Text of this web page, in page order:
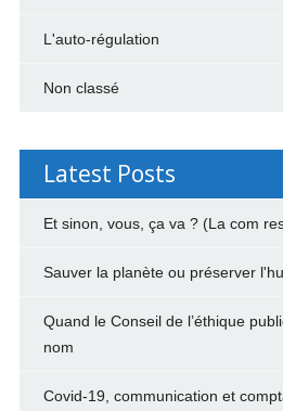
L'auto-régulation
Non classé
Latest Posts
Et sinon, vous, ça va ? (La com
Sauver la planète ou préserver
Quand le Conseil de l’éthique
nom
Covid-19, communication et